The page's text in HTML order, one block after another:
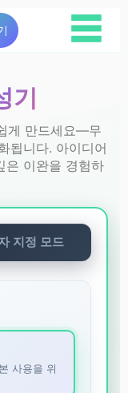
☰
기
게 만드세요—무
됩니다. 아이디어
은 이완을 경험하
지정 모드
사용을 위